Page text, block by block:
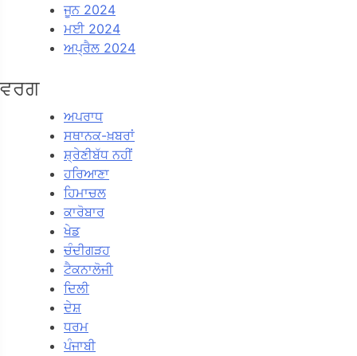
ਜੂਨ 2024
ਮਈ 2024
ਅਪ੍ਰੈਲ 2024
ਵਰਗ
ਅਪਰਾਧ
ਸਥਾਨਕ-ਖ਼ਬਰਾਂ
ਸ਼੍ਰੇਣੀਬੱਧ ਨਹੀਂ
ਹਰਿਆਣਾ
ਹਿਮਾਚਲ
ਕਾਰੋਬਾਰ
ਖੇਡ
ਚੰਦੀਗੜਹ
ਟੈਕਨਾਲੋਜੀ
ਦਿਲੀ
ਦੇਸ਼
ਧਰਮ
ਪੰਜਾਬੀ